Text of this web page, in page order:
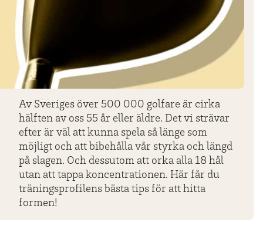
Av Sveriges över 500 000 golfare är cirka
hälften av oss 55 år eller äldre. Det vi strävar
efter är väl att kunna spela så länge som
möjligt och att bibehålla vår styrka och längd
på slagen. Och dessutom att orka alla 18 hål
utan att tappa koncentrationen. Här får du
träningsprofilens bästa tips för att hitta
formen!